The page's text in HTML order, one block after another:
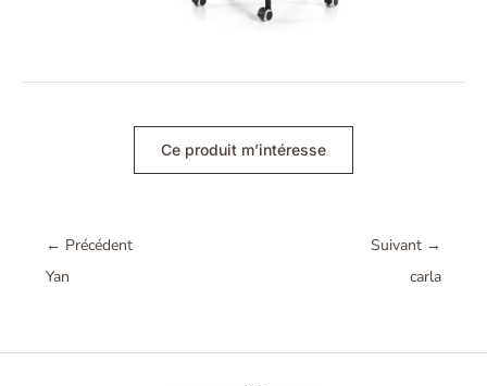
Ce produit m’intéresse
← Précédent
Yan
Suivant →
carla